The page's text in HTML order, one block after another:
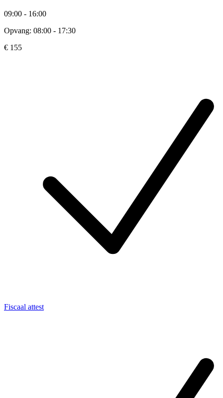
09:00 - 16:00
Opvang: 08:00 - 17:30
€ 155
Fiscaal attest